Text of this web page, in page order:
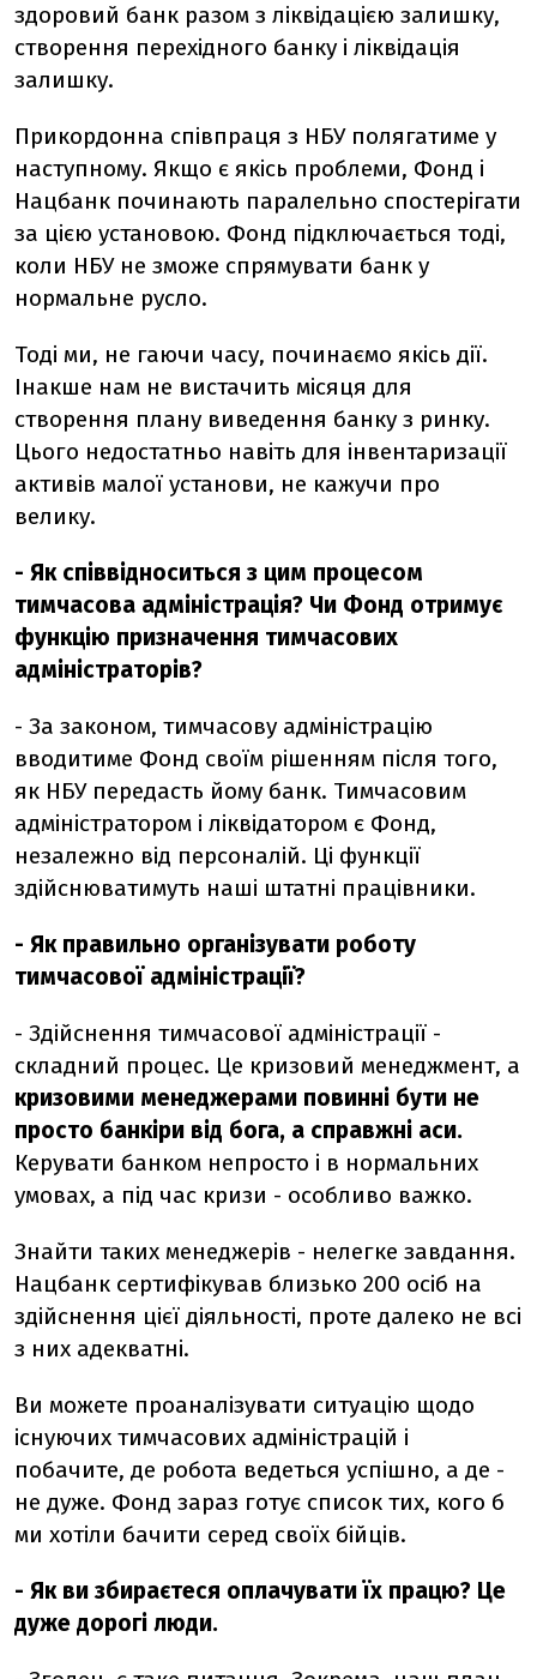
здоровий банк разом з ліквідацією залишку,
створення перехідного банку і ліквідація
залишку.
Прикордонна співпраця з НБУ полягатиме у
наступному. Якщо є якісь проблеми, Фонд і
Нацбанк починають паралельно спостерігати
за цією установою. Фонд підключається тоді,
коли НБУ не зможе спрямувати банк у
нормальне русло.
Тоді ми, не гаючи часу, починаємо якісь дії.
Інакше нам не вистачить місяця для
створення плану виведення банку з ринку.
Цього недостатньо навіть для інвентаризації
активів малої установи, не кажучи про
велику.
- Як співвідноситься з цим процесом
тимчасова адміністрація? Чи Фонд отримує
функцію призначення тимчасових
адміністраторів?
- За законом, тимчасову адміністрацію
вводитиме Фонд своїм рішенням після того,
як НБУ передасть йому банк. Тимчасовим
адміністратором і ліквідатором є Фонд,
незалежно від персоналій. Ці функції
здійснюватимуть наші штатні працівники.
- Як правильно організувати роботу
тимчасової адміністрації?
- Здійснення тимчасової адміністрації -
складний процес. Це кризовий менеджмент, а
кризовими менеджерами повинні бути не
просто банкіри від бога, а справжні аси.
Керувати банком непросто і в нормальних
умовах, а під час кризи - особливо важко.
Знайти таких менеджерів - нелегке завдання.
Нацбанк сертифікував близько 200 осіб на
здійснення цієї діяльності, проте далеко не всі
з них адекватні.
Ви можете проаналізувати ситуацію щодо
існуючих тимчасових адміністрацій і
побачите, де робота ведеться успішно, а де -
не дуже. Фонд зараз готує список тих, кого б
ми хотіли бачити серед своїх бійців.
- Як ви збираєтеся оплачувати їх працю? Це
дуже дорогі люди.